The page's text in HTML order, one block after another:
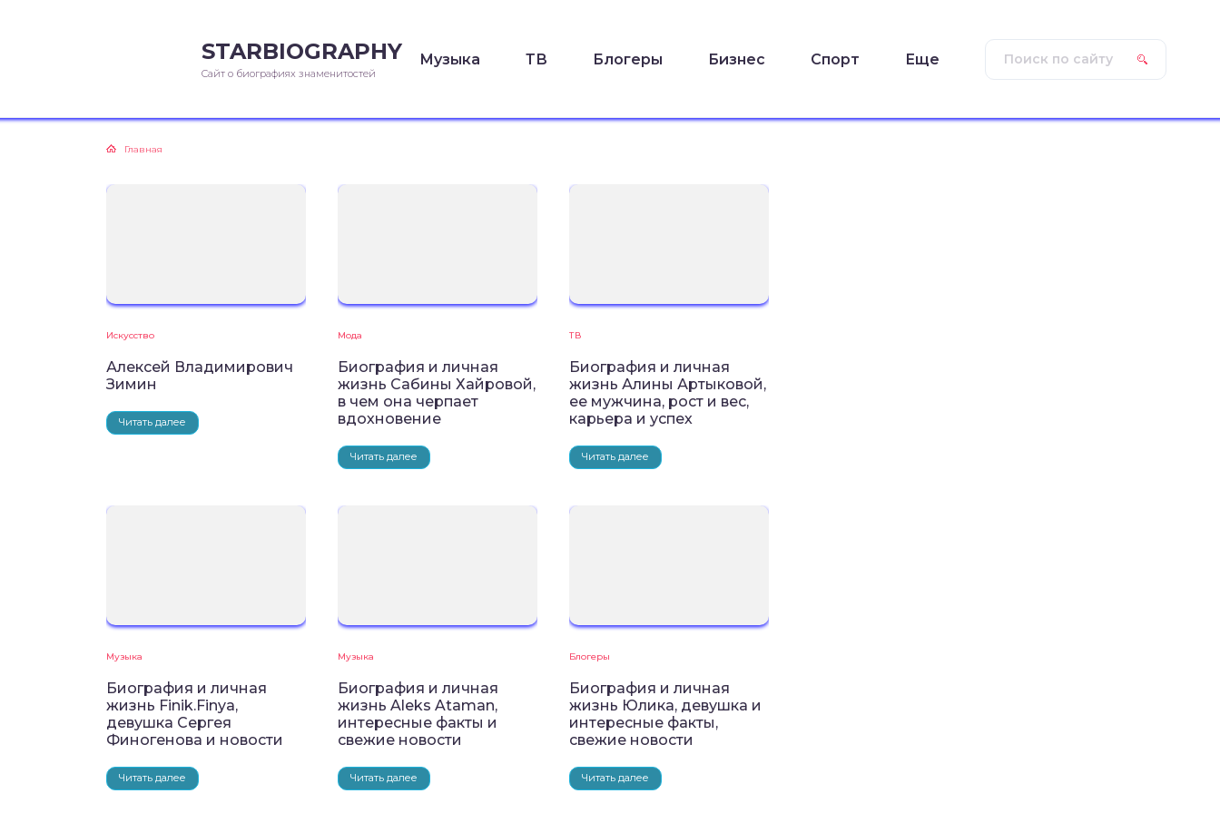
STARBIOGRAPHY
Сайт о биографиях знаменитостей
Музыка ТВ Блогеры Бизнес Спорт Еще
Главная
Искусство
Алексей Владимирович
Зимин
Читать далее
Мода
Биография и личная
жизнь Сабины Хайровой,
в чем она черпает
вдохновение
Читать далее
ТВ
Биография и личная
жизнь Алины Артыковой,
ее мужчина, рост и вес,
карьера и успех
Читать далее
Музыка
Биография и личная
жизнь Finik.Finya,
девушка Сергея
Финогенова и новости
Читать далее
Музыка
Биография и личная
жизнь Aleks Ataman,
интересные факты и
свежие новости
Читать далее
Блогеры
Биография и личная
жизнь Юлика, девушка и
интересные факты,
свежие новости
Читать далее